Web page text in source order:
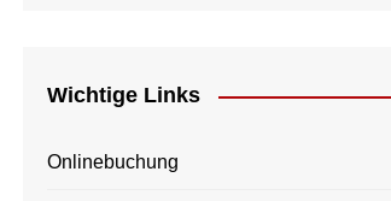
Wichtige Links
Onlinebuchung